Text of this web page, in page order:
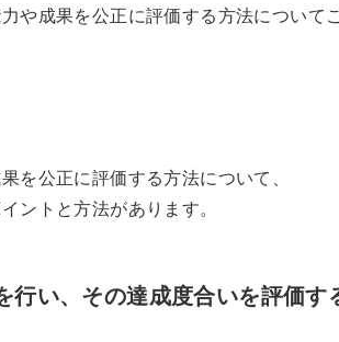
や成果を公正に評価する方法について
を公正に評価する方法について、
ントと方法があります。
行い、その達成度合いを評価す